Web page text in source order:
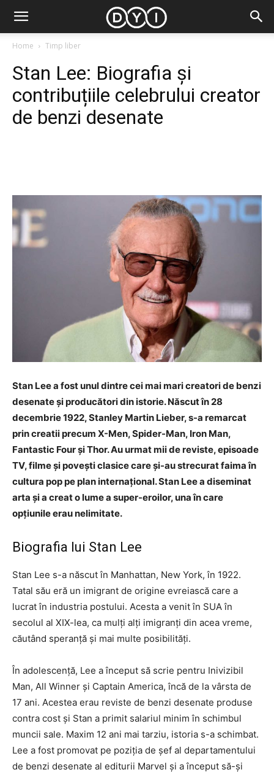
Home Timp liber
Stan Lee: Biografia și
contribuțiile celebrului creator
de benzi desenate
Stan Lee a fost unul dintre cei mai mari creatori de benzi
desenate și producători din istorie. Născut în 28
decembrie 1922, Stanley Martin Lieber, s-a remarcat
prin creatii precum X-Men, Spider-Man, Iron Man,
Fantastic Four și Thor. Au urmat mii de reviste, episoade
TV, filme și povești clasice care și-au strecurat faima în
cultura pop pe plan internațional. Stan Lee a diseminat
arta și a creat o lume a super-eroilor, una în care
opțiunile erau nelimitate.
Biografia lui Stan Lee
Stan Lee s-a născut în Manhattan, New York, în 1922.
Tatal său eră un imigrant de origine evreiască care a
lucrat în industria postului. Acesta a venit în SUA în
secolul al XIX-lea, ca mulți alți imigranți din acea vreme,
căutând speranță și mai multe posibilități.
În adolescență, Lee a început să scrie pentru Inivizibil
Man, All Winner și Captain America, încă de la vârsta de
17 ani. Acestea erau reviste de benzi desenate produse
contra cost și Stan a primit salariul minim în schimbul
muncii sale. Maxim 12 ani mai tarziu, istoria s-a schimbat.
Lee a fost promovat pe poziția de șef al departamentului
de benzi desenate al editurii Marvel și a început să-și